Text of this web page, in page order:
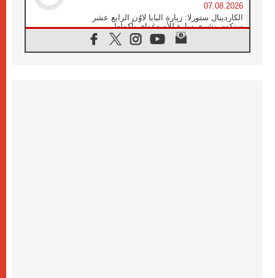
07.08.2026
الكاردينال ستورلا: زيارة البابا لاوُن الرابع عشر
ستكون بشرى سارة للأوروغواي بأكملها
الفاتيكان يعلن برنامج الزيارة الرسولية للبابا لاوُن